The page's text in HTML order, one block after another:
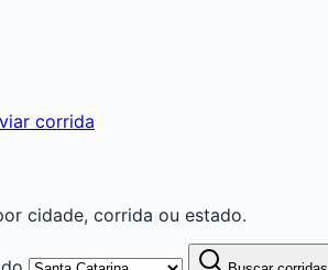
corrida
cidade, corrida ou estado.